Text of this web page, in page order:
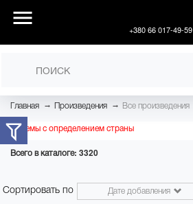
+380 66 017-49-59
Главная → Произведения → Все произведения
Проблемы с определением страны
Всего в каталоге: 3320
Сортировать по Дате добавления